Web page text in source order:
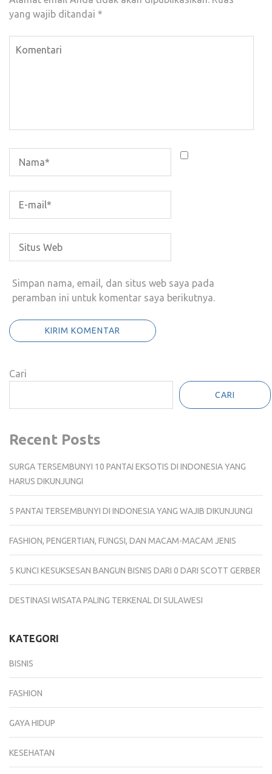
yang wajib ditandai *
Simpan nama, email, dan situs web saya pada
peramban ini untuk komentar saya berikutnya.
Cari
CARI
Recent Posts
SURGA TERSEMBUNYI 10 PANTAI EKSOTIS DI INDONESIA YANG
HARUS DIKUNJUNGI
5 PANTAI TERSEMBUNYI DI INDONESIA YANG WAJIB DIKUNJUNGI
FASHION, PENGERTIAN, FUNGSI, DAN MACAM-MACAM JENIS
5 KUNCI KESUKSESAN BANGUN BISNIS DARI 0 DARI SCOTT GERBER
DESTINASI WISATA PALING TERKENAL DI SULAWESI
KATEGORI
BISNIS
FASHION
GAYA HIDUP
KESEHATAN